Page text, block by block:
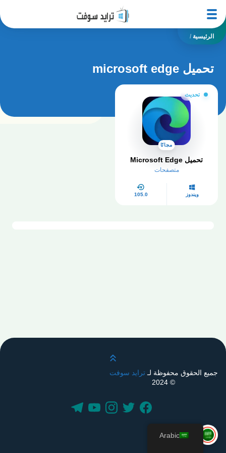
الرئيسية /
تحميل microsoft edge
تحديث
مجانًا
تحميل Microsoft Edge
متصفحات
ويندوز 105.0
قم بالتمرير لأعلى
جميع الحقوق محفوظة لـترايد سوفت
© 2024
Arabic